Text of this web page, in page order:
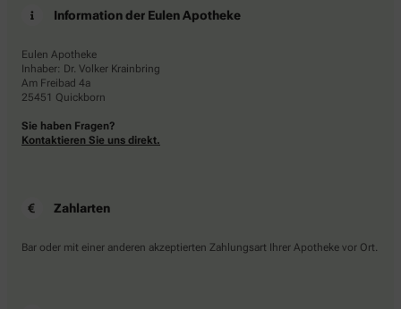
Information der Eulen Apotheke
Eulen Apotheke
Inhaber: Dr. Volker Krainbring
Am Freibad 4a
25451 Quickborn
Sie haben Fragen?
Kontaktieren Sie uns direkt.
Zahlarten
Bar oder mit einer anderen akzeptierten Zahlungsart Ihrer Apotheke vor Ort.